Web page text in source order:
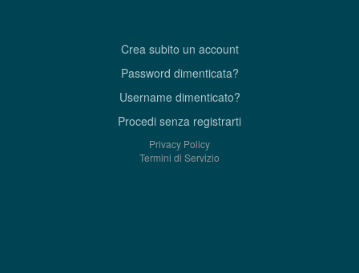
Crea subito un account
Password dimenticata?
Username dimenticato?
Procedi senza registrarti
Privacy Policy
Termini di Servizio